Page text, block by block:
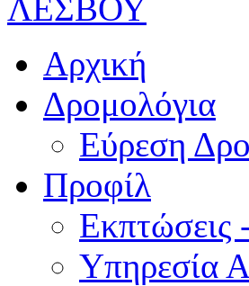
Αρχική
Δρομολόγια
Εύρεση
Προφίλ
Εκπτώσεις
Υπηρεσία